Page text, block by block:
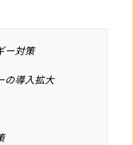
ー対策
の導入拡大